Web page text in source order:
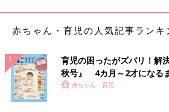
赤ちゃん・育児の人気記事ランキ
育児の困ったがズバリ！解
秋号』 4カ月～2才になる
いっぱい！
赤ちゃん・育児